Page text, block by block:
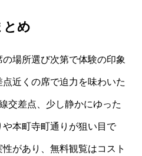
とめ
場所選び次第で体験の印象
近くの席で迫力を味わいた
交差点、少し静かにゆった
本町寺町通りが狙い目で
があり、無料観覧はコスト